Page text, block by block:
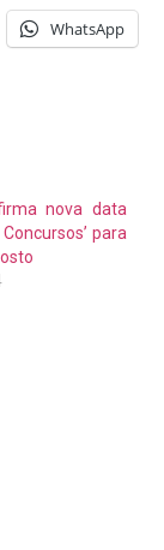
WhatsApp
nova data
para